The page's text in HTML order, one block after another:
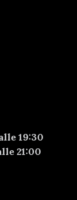
19:30
21:00